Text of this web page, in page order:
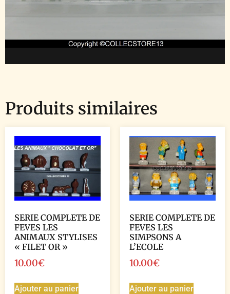
Produits similaires
SERIE COMPLETE DE
FEVES LES
ANIMAUX STYLISES
« FILET OR »
10.00€
Ajouter au panier
SERIE COMPLETE DE
FEVES LES
SIMPSONS A
L’ECOLE
10.00€
Ajouter au panier